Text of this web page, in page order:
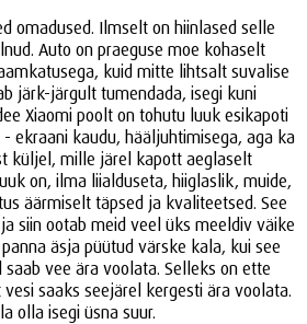
omadused. Ilmselt on hiinlased selle
Auto on praeguse moe kohaselt
kuid mitte lihtsalt suvalise
järk-järgult tumendada, isegi kuni
Xiaomi poolt on tohutu luuk esikapoti
ekraani kaudu, hääljuhtimisega, aga ka
küljel, mille järel kapott aeglaselt
on, ilma liialduseta, hiiglaslik, muide,
äärmiselt täpsed ja kvaliteetsed. See
siin ootab meid veel üks meeldiv väike
äsja püütud värske kala, kui see
vee ära voolata. Selleks on ette
saaks seejärel kergesti ära voolata.
olla isegi üsna suur.